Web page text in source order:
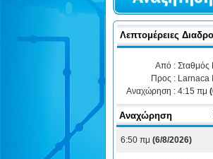
Λεπτομέρειες
Από :
Προς : Larnaca
Αναχώρηση : 4:15 πμ
Αναχώρηση
6:50 πμ (6/8/2026)